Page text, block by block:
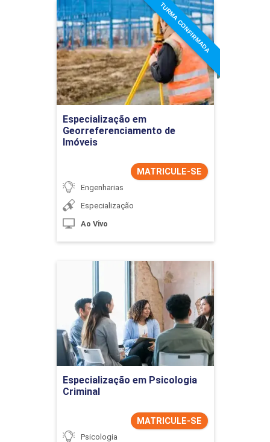
Especialização em
Georreferenciamento de
Imóveis
TURMA CONFIRMADA
MATRICULE-SE
Engenharias
Especialização
Ao Vivo
Especialização em
Georreferenciamento de
Imóveis
Detalhes do curso
Especialização em Psicologia
Criminal
MATRICULE-SE
Psicologia
Especialização em
Psicologia Criminal
Detalhes do curso
Ir para Inscrição